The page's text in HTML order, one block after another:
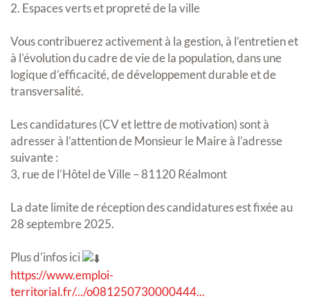
2. Espaces verts et propreté de la ville
Vous contribuerez activement à la gestion, à l’entretien et
à l’évolution du cadre de vie de la population, dans une
logique d’efficacité, de développement durable et de
transversalité.
Les candidatures (CV et lettre de motivation) sont à
adresser à l’attention de Monsieur le Maire à l’adresse
suivante :
3, rue de l’Hôtel de Ville – 81120 Réalmont
La date limite de réception des candidatures est fixée au
28 septembre 2025.
Plus d'infos ici
https://www.emploi-
territorial.fr/.../o081250730000444...